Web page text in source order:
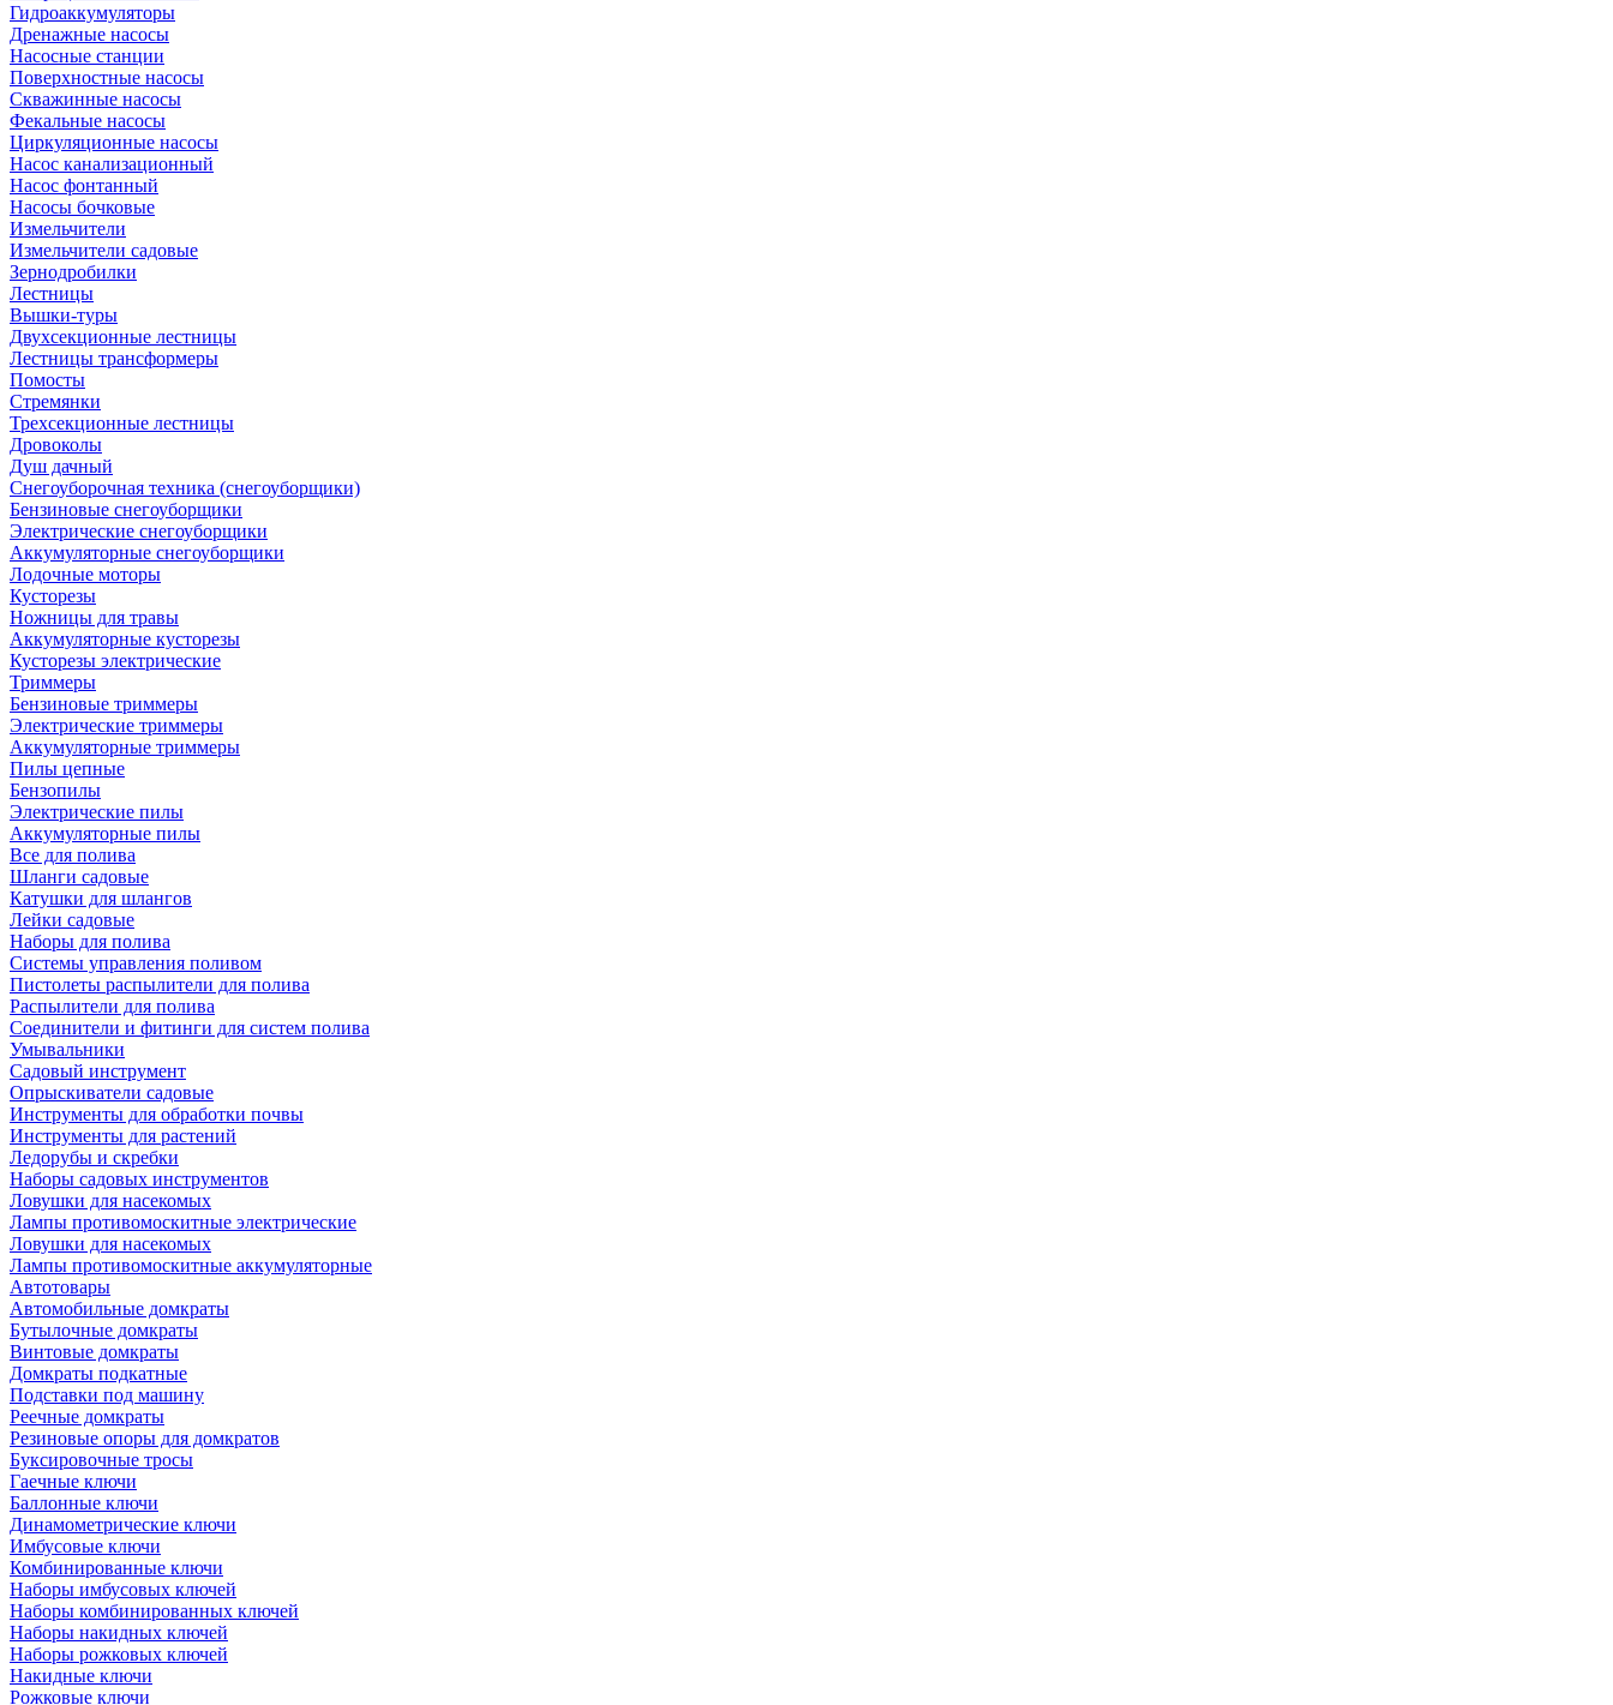
Гидроаккумуляторы
Дренажные насосы
Насосные станции
Поверхностные насосы
Скважинные насосы
Фекальные насосы
Циркуляционные насосы
Насос канализационный
Насос фонтанный
Насосы бочковые
Измельчители
Измельчители садовые
Зернодробилки
Лестницы
Вышки-туры
Двухсекционные лестницы
Лестницы трансформеры
Помосты
Стремянки
Трехсекционные лестницы
Дровоколы
Душ дачный
Снегоуборочная техника (снегоуборщики)
Бензиновые снегоуборщики
Электрические снегоуборщики
Аккумуляторные снегоуборщики
Лодочные моторы
Кусторезы
Ножницы для травы
Аккумуляторные кусторезы
Кусторезы электрические
Триммеры
Бензиновые триммеры
Электрические триммеры
Аккумуляторные триммеры
Пилы цепные
Бензопилы
Электрические пилы
Аккумуляторные пилы
Все для полива
Шланги садовые
Катушки для шлангов
Лейки садовые
Наборы для полива
Системы управления поливом
Пистолеты распылители для полива
Распылители для полива
Соединители и фитинги для систем полива
Умывальники
Садовый инструмент
Опрыскиватели садовые
Инструменты для обработки почвы
Инструменты для растений
Ледорубы и скребки
Наборы садовых инструментов
Ловушки для насекомых
Лампы противомоскитные электрические
Ловушки для насекомых
Лампы противомоскитные аккумуляторные
Автотовары
Автомобильные домкраты
Бутылочные домкраты
Винтовые домкраты
Домкраты подкатные
Подставки под машину
Реечные домкраты
Резиновые опоры для домкратов
Буксировочные тросы
Гаечные ключи
Баллонные ключи
Динамометрические ключи
Имбусовые ключи
Комбинированные ключи
Наборы имбусовых ключей
Наборы комбинированных ключей
Наборы накидных ключей
Наборы рожковых ключей
Накидные ключи
Рожковые ключи